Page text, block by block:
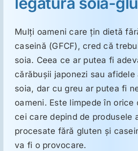
Suplimente
Reumatologie
Ginecologie
Mesajele lui Reichelt
Mulţi oameni care ţin dietă
caseină (GFCF), cred că
soia. Ceea ce ar putea fi
cărăbuşii japonezi sau afidele
soia, dar cu greu ar putea fi
oameni. Este limpede în orice
cei care depind de produsele
procesate fără gluten şi
va fi o provocare.